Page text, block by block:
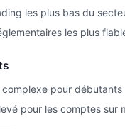
les plus bas du
les plus
complexe pour débutants
pour les comptes sur